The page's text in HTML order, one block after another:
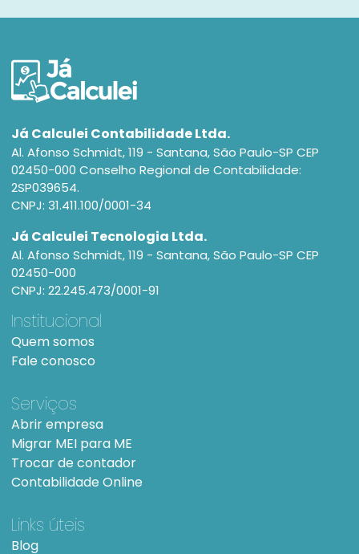
Já Calculei Contabilidade Ltda.
Al. Afonso Schmidt, 119 - Santana, São Paulo-SP CEP
02450-000 Conselho Regional de Contabilidade:
2SP039654.
CNPJ: 31.411.100/0001-34
Já Calculei Tecnologia Ltda.
Al. Afonso Schmidt, 119 - Santana, São Paulo-SP CEP
02450-000
CNPJ: 22.245.473/0001-91
Institucional
Quem somos
Fale conosco
Serviços
Abrir empresa
Migrar MEI para ME
Trocar de contador
Contabilidade Online
Links úteis
Blog